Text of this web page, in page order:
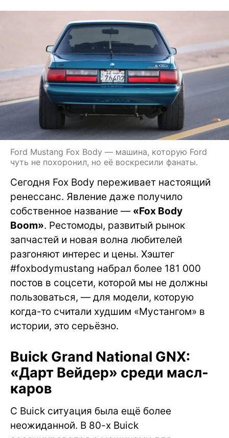
Ford Mustang Fox Body — машина, которую Ford
чуть не похоронил, но её воскресили фанаты.
Сегодня Fox Body переживает настоящий
ренессанс. Явление даже получило
собственное название — «Fox Body
Boom». Рестомоды, развитый рынок
запчастей и новая волна любителей
разгоняют интерес и цены. Хэштег
#foxbodymustang набрал более 181 000
постов в соцсети, которой мы не должны
пользоваться, — для модели, которую
когда-то считали худшим «Мустангом» в
истории, это серьёзно.
Buick Grand National GNX:
«Дарт Вейдер» среди масл-
каров
С Buick ситуация была ещё более
неожиданной. В 80-х Buick